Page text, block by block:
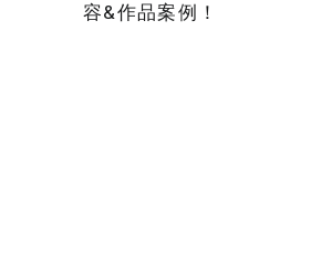
容&作品案例！